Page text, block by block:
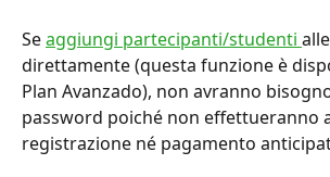
Se aggiungi partecipanti/studenti
direttamente (questa funzione è
Plan Avanzado), non avranno
password poiché non effettueranno
registrazione né pagamento